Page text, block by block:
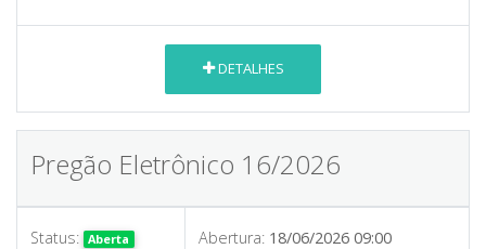
DETALHES
Pregão Eletrônico 16/2026
Status: Aberta Abertura: 18/06/2026 09:00